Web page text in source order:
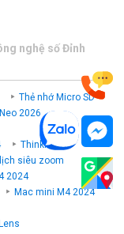
nghệ số Đỉnh
Thẻ nhớ Micro SD
2026
ThinkPad P
siêu zoom
2024
Mac mini M4 2024